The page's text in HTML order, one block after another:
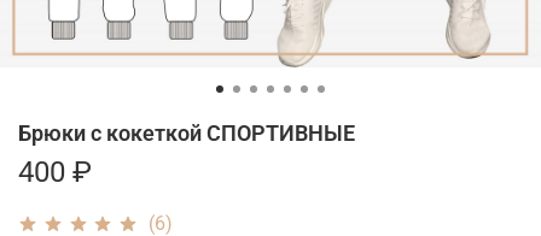
(6)
Брюки с кокеткой СПОРТИВНЫЕ
400 ₽